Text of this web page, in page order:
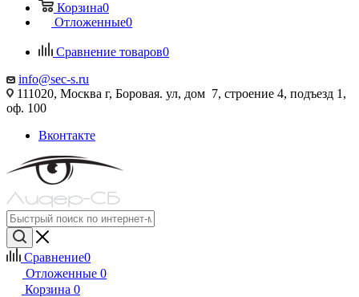
Корзина0
Отложенные0
Сравнение товаров0
info@sec-s.ru
111020, Москва г, Боровая. ул, дом 7, строение 4, подъезд 1,
оф. 100
Вконтакте
Сравнение0
Отложенные 0
Корзина 0